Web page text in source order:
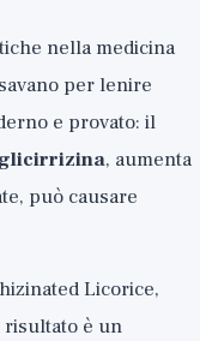
nella medicina
per lenire
e provato: il
glicirrizina, aumenta
può causare
Licorice,
è un